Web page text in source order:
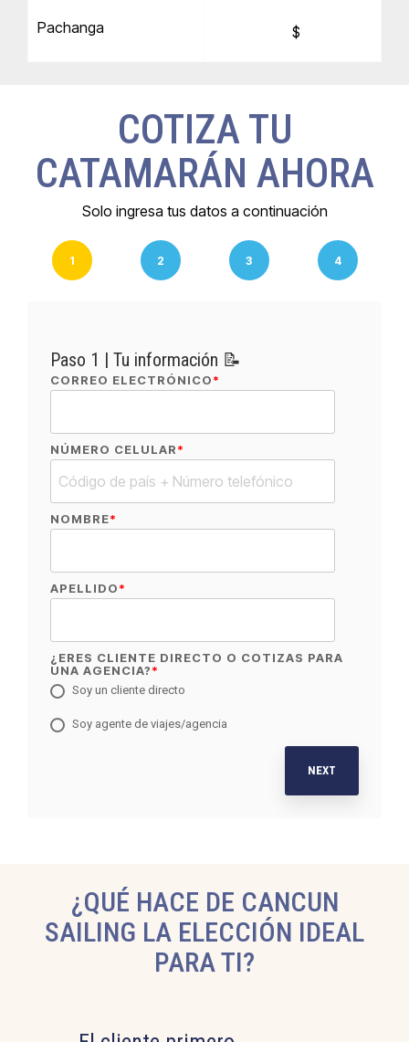
Pachanga $
COTIZA TU
CATAMARÁN AHORA
Solo ingresa tus datos a continuación
1 2 3 4
Paso 1 | Tu información 📝
CORREO ELECTRÓNICO*
NÚMERO CELULAR*
NOMBRE*
APELLIDO*
¿ERES CLIENTE DIRECTO O COTIZAS PARA
UNA AGENCIA?*
Soy un cliente directo
Soy agente de viajes/agencia
NEXT
¿QUÉ HACE DE CANCUN
SAILING LA ELECCIÓN IDEAL
PARA TI?